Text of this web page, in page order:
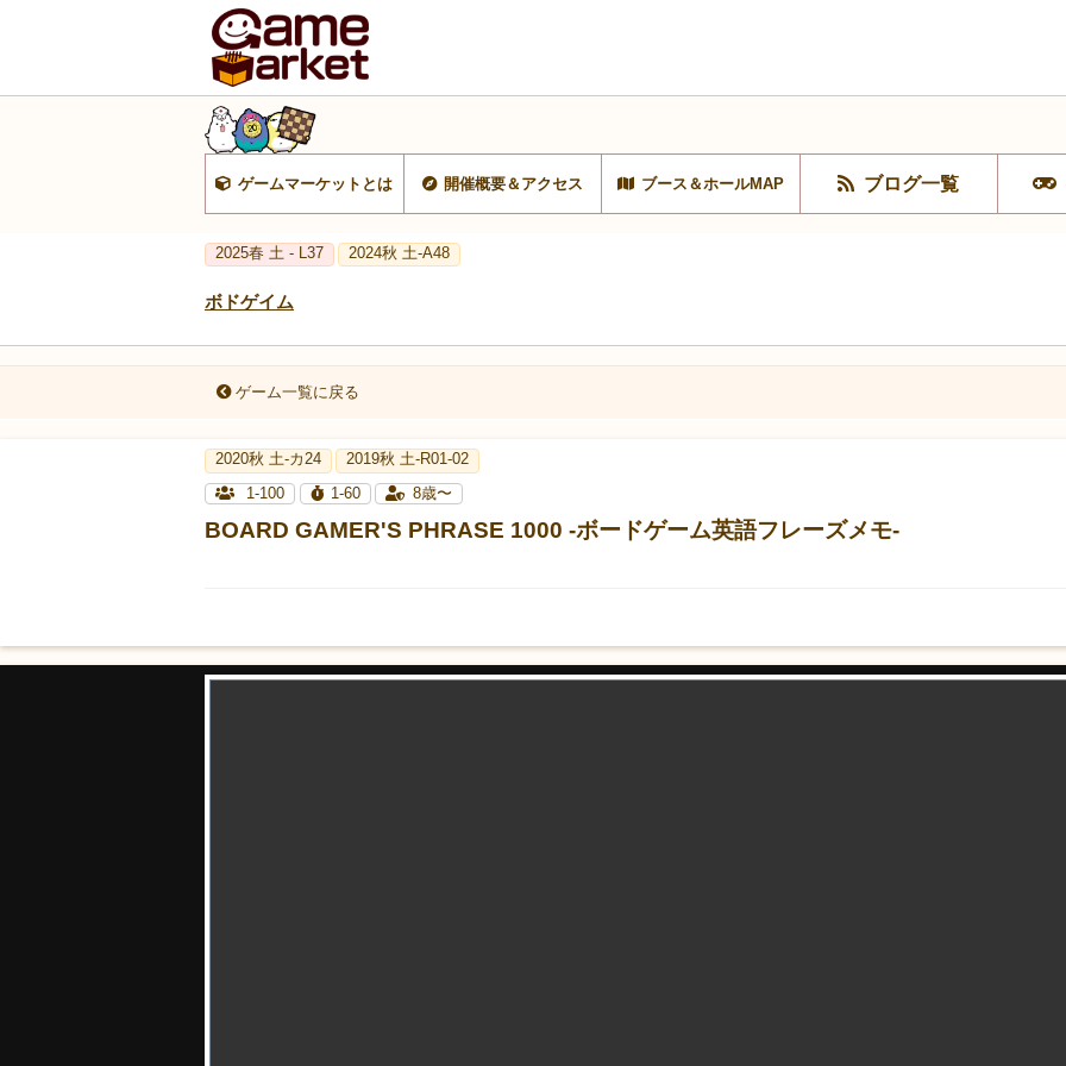
ゲームマーケットとは 開催概要＆アクセス ブース＆ホールMAP ブログ一覧
2025春 土 - L37 2024秋 土-A48
ボドゲイム
ゲーム一覧に戻る
2020秋 土-カ24
2019秋 土-R01-02
1-100
1-60 8歳〜
BOARD GAMER'S PHRASE 1000 -ボードゲーム英語フレーズメモ-